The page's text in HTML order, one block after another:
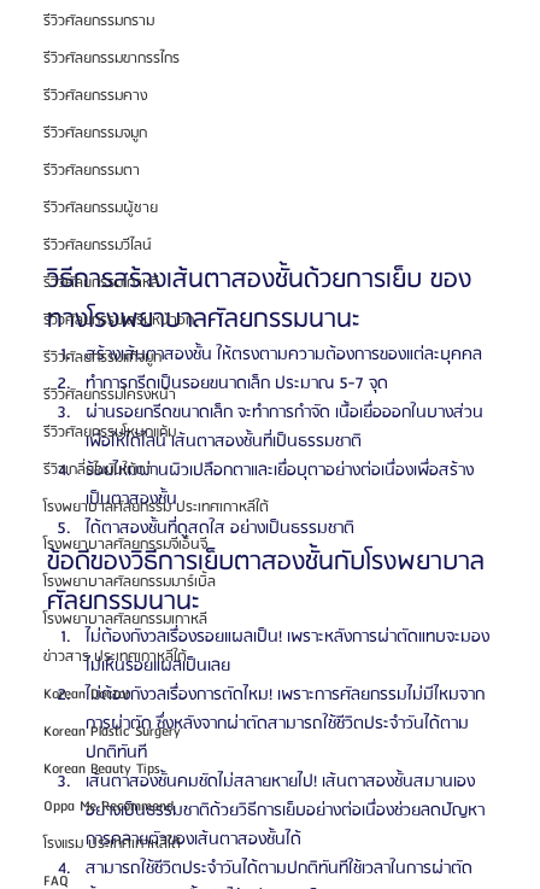
รีวิวศัลยกรรมกราม
รีวิวศัลยกรรมขากรรไกร
รีวิวศัลยกรรมคาง
รีวิวศัลยกรรมจมูก
รีวิวศัลยกรรมตา
รีวิวศัลยกรรมผู้ชาย
รีวิวศัลยกรรมวีไลน์
รีวิวศัลยกรรมเกาหลี
รีวิวศัลยกรรมเสริมหน้าอก
รีวิวศัลยกรรมแก้จมูก
รีวิวศัลยกรรมโครงหน้า
รีวิวศัลยกรรมโหนกแก้ม
รีวิวเกลี่ยไขมันใต้ตา
โรงพยาบาลศัลยกรรม ประเทศเกาหลีใต้
โรงพยาบาลศัลยกรรมจีเอ็นจี
โรงพยาบาลศัลยกรรมมาร์เบิ้ล
โรงพยาบาลศัลยกรรมเกาหลี
ข่าวสาร ประเทศเกาหลีใต้
Korean Doctor
Korean Plastic Surgery
Korean Beauty Tips
Oppa Me Recommend
โรงแรม ประเทศเกาหลีใต้
FAQ
วิธีการสร้างเส้นตาสองชั้นด้วยการเย็บ ของ
ทางโรงพยาบาลศัลยกรรมนานะ
สร้างเส้นตาสองชั้น ให้ตรงตามความต้องการของแต่ละบุคคล
ทำการกรีดเป็นรอยขนาดเล็ก ประมาณ 5-7 จุด
ผ่านรอยกรีดขนาดเล็ก จะทำการกำจัด เนื้อเยื่อออกในบางส่วน
เพื่อให้ได้ไลน์ เส้นตาสองชั้นที่เป็นธรรมชาติ
ร้อยไหมผ่านผิวเปลือกตาและเยื่อบุตาอย่างต่อเนื่องเพื่อสร้าง
เป็นตาสองชั้น
ได้ตาสองชั้นที่ดูสดใส อย่างเป็นธรรมชาติ
ข้อดีของวิธีการเย็บตาสองชั้นกับโรงพยาบาล
ศัลยกรรมนานะ
ไม่ต้องกังวลเรื่องรอยแผลเป็น! เพราะหลังการผ่าตัดแทบจะมอง
ไม่เห็นรอยแผลเป็นเลย
ไม่ต้องกังวลเรื่องการตัดไหม! เพราะการศัลยกรรมไม่มีไหมจาก
การผ่าตัด ซึ่งหลังจากผ่าตัดสามารถใช้ชีวิตประจำวันได้ตาม
ปกติทันที
เส้นตาสองชั้นคมชัดไม่สลายหายไป! เส้นตาสองชั้นสมานเอง
อย่างเป็นธรรมชาติด้วยวิธีการเย็บอย่างต่อเนื่องช่วยลดปัญหา
การคลายตัวของเส้นตาสองชั้นได้
สามารถใช้ชีวิตประจำวันได้ตามปกติทันทีใช้เวลาในการผ่าตัด